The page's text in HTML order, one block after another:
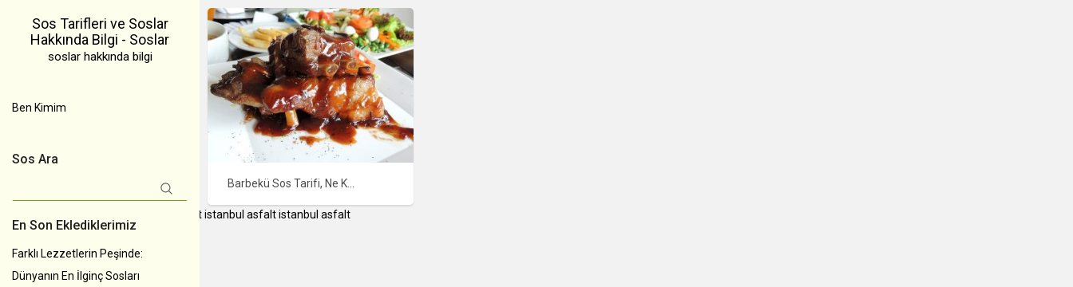
Sos Tarifleri ve Soslar
Hakkında Bilgi - Soslar
soslar hakkında bilgi
Ben Kimim
Sos Ara
En Son Eklediklerimiz
Farklı Lezzetlerin Peşinde:
Dünyanın En İlginç Sosları
İstanbul Asfaltistanbul asfaltistanbul asfalt